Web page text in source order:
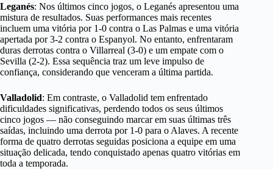
Leganés: Nos últimos cinco jogos, o Leganés apresentou uma
mistura de resultados. Suas performances mais recentes
incluem uma vitória por 1-0 contra o Las Palmas e uma vitória
apertada por 3-2 contra o Espanyol. No entanto, enfrentaram
duras derrotas contra o Villarreal (3-0) e um empate com o
Sevilla (2-2). Essa sequência traz um leve impulso de
confiança, considerando que venceram a última partida.
Valladolid: Em contraste, o Valladolid tem enfrentado
dificuldades significativas, perdendo todos os seus últimos
cinco jogos — não conseguindo marcar em suas últimas três
saídas, incluindo uma derrota por 1-0 para o Alaves. A recente
forma de quatro derrotas seguidas posiciona a equipe em uma
situação delicada, tendo conquistado apenas quatro vitórias em
toda a temporada.